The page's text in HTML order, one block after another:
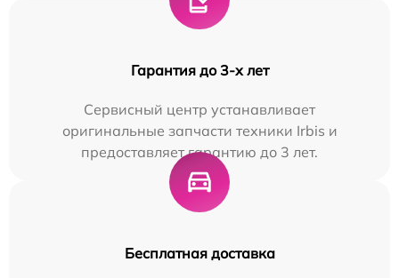
Гарантия до 3-х лет
Сервисный центр устанавливает
оригинальные запчасти техники Irbis и
предоставляет гарантию до 3 лет.
Бесплатная доставка